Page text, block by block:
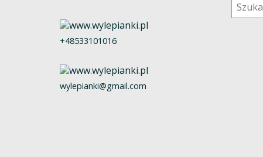
+48533101016
wylepianki@gmail.com